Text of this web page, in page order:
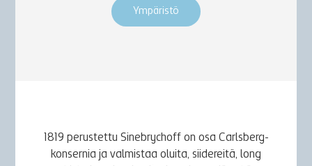
Ympäristö
1819 perustettu Sinebrychoff on osa Carlsberg-
konsernia ja valmistaa oluita, siidereitä, long